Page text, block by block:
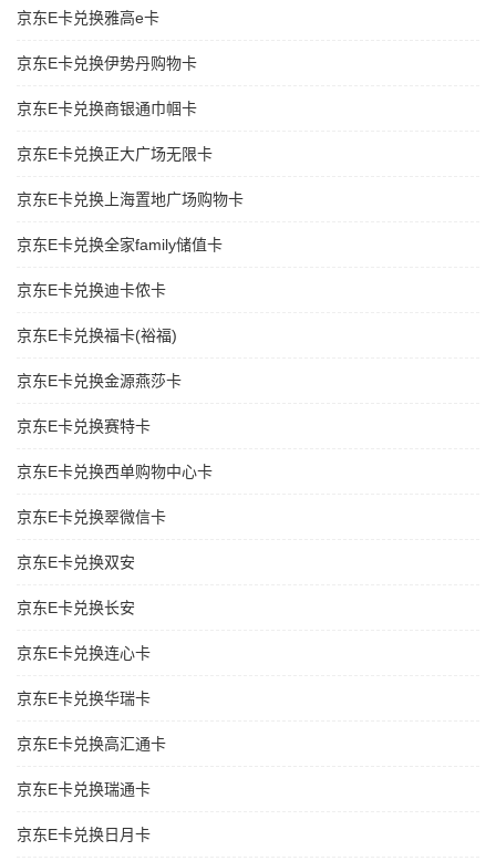
京东E卡兑换雅高e卡
京东E卡兑换伊势丹购物卡
京东E卡兑换商银通巾帼卡
京东E卡兑换正大广场无限卡
京东E卡兑换上海置地广场购物卡
京东E卡兑换全家family储值卡
京东E卡兑换迪卡侬卡
京东E卡兑换福卡(裕福)
京东E卡兑换金源燕莎卡
京东E卡兑换赛特卡
京东E卡兑换西单购物中心卡
京东E卡兑换翠微信卡
京东E卡兑换双安
京东E卡兑换长安
京东E卡兑换连心卡
京东E卡兑换华瑞卡
京东E卡兑换高汇通卡
京东E卡兑换瑞通卡
京东E卡兑换日月卡